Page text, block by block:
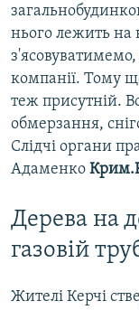
нього лежить на
з'ясовуватимемо,
компанії. Тому
теж присутній.
обмерзання,
Слідчі органи
Адаменко
Дерева на
газовій
Жителі Керчі